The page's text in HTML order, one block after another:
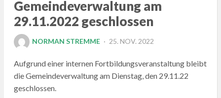
Gemeindeverwaltung am
29.11.2022 geschlossen
NORMAN STREMME
POSTED
25. NOV. 2022
Aufgrund einer internen Fortbildungsveranstaltung bleibt
die Gemeindeverwaltung am Dienstag, den 29.11.22
geschlossen.